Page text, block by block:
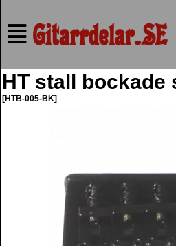
HT stall bockade
[HTB-005-BK]